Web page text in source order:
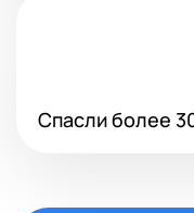
Спасли более